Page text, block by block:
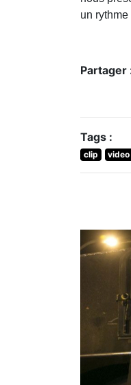
un
Partager
Tags :
clip video